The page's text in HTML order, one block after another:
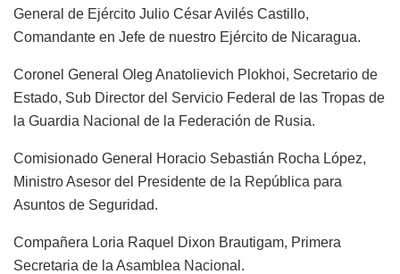
General de Ejército Julio César Avilés Castillo,
Comandante en Jefe de nuestro Ejército de Nicaragua.
Coronel General Oleg Anatolievich Plokhoi, Secretario de
Estado, Sub Director del Servicio Federal de las Tropas de
la Guardia Nacional de la Federación de Rusia.
Comisionado General Horacio Sebastián Rocha López,
Ministro Asesor del Presidente de la República para
Asuntos de Seguridad.
Compañera Loria Raquel Dixon Brautigam, Primera
Secretaria de la Asamblea Nacional.